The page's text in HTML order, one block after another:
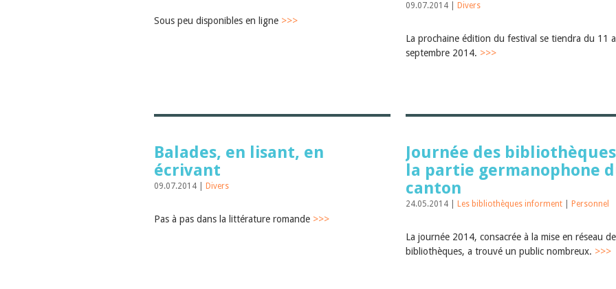
Sous peu disponibles en ligne >>>
09.07.2014 | Divers
La prochaine édition du festival se tiendra du 11
septembre 2014. >>>
Balades, en lisant, en
écrivant
09.07.2014 | Divers
Pas à pas dans la littérature romande >>>
Journée des
la partie germanophone
canton
24.05.2014 | Les bibliothèques informent Personnel
La journée 2014, consacrée à la mise en réseau
bibliothèques, a trouvé un public nombreux. >>>